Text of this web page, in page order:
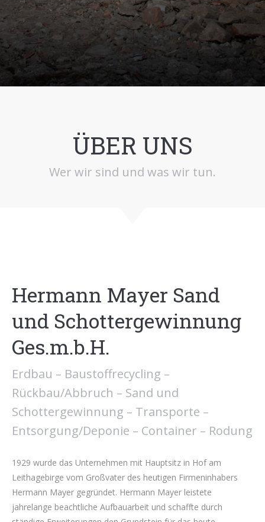
ÜBER UNS
Wer wir sind und was wir tun.
Hermann Mayer Sand
und Schottergewinnung
Ges.m.b.H.
Erdbau – Baustoffrecycling –
Rückbau/Abbruch – Sand und
Schottergewinnung – Transporte –
Entsorgung/Deponie – Container – Rodung
1929 wurde das Unternehmen mit Hauptsitz in Hof am
Leithagebirge vom Großvater des heutigen Firmeninhabers
Hermann Mayer gegründet. Hermann Mayer leistete
jahrelange beachtliche Aufbauarbeit und schaffte durch